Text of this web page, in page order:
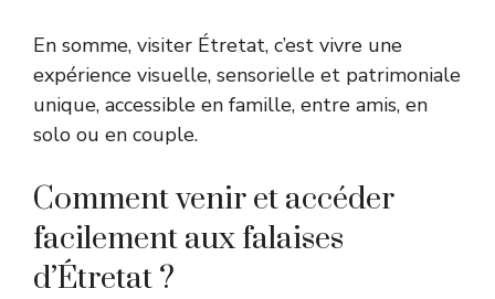
En somme, visiter Étretat, c’est vivre une
expérience visuelle, sensorielle et patrimoniale
unique, accessible en famille, entre amis, en
solo ou en couple.
Comment venir et accéder
facilement aux falaises
d’Étretat ?